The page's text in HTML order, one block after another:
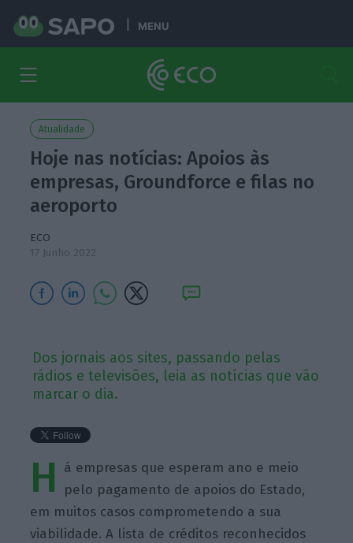
MENU
Atualidade
Hoje nas notícias: Apoios às
empresas, Groundforce e filas no
aeroporto
ECO
17 Junho 2022
Dos jornais aos sites, passando pelas
rádios e televisões, leia as notícias que vão
marcar o dia.
H
á empresas que esperam ano e meio
pelo pagamento de apoios do Estado,
em muitos casos comprometendo a sua
viabilidade. A lista de créditos reconhecidos